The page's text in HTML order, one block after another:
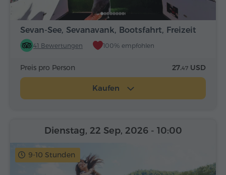
Sevan-See, Sevanavank, Bootsfahrt, Freizeit
41 Bewertungen 100% empfohlen
Preis pro Person 27.47 USD
Kaufen
9-10 Stunden
Dienstag, 22 Sep, 2026 - 10:00